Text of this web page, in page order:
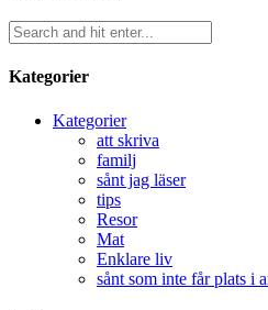
Kategorier
Kategorier
att skriva
familj
sånt jag läser
tips
Resor
Mat
Enklare liv
sånt som inte får plats i